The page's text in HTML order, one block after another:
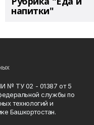
напитки"
№ ТУ 02 - 01387 от 5
службы по
технологий и
Башкортостан.